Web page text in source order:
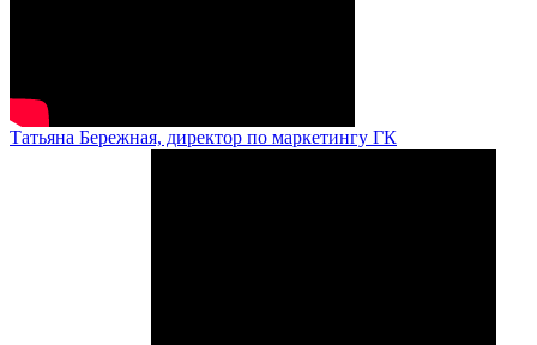
Татьяна Бережная, директор по маркетингу ГК